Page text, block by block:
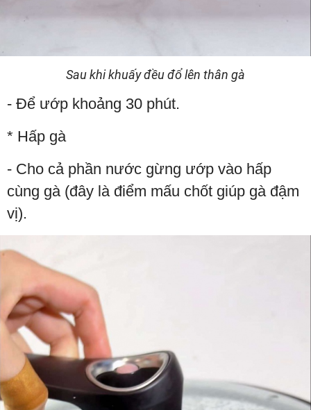
Sau khi khuấy đều đổ lên thân gà
- Để ướp khoảng 30 phút.
* Hấp gà
- Cho cả phần nước gừng ướp vào hấp
cùng gà (đây là điểm mấu chốt giúp gà đậm
vị).